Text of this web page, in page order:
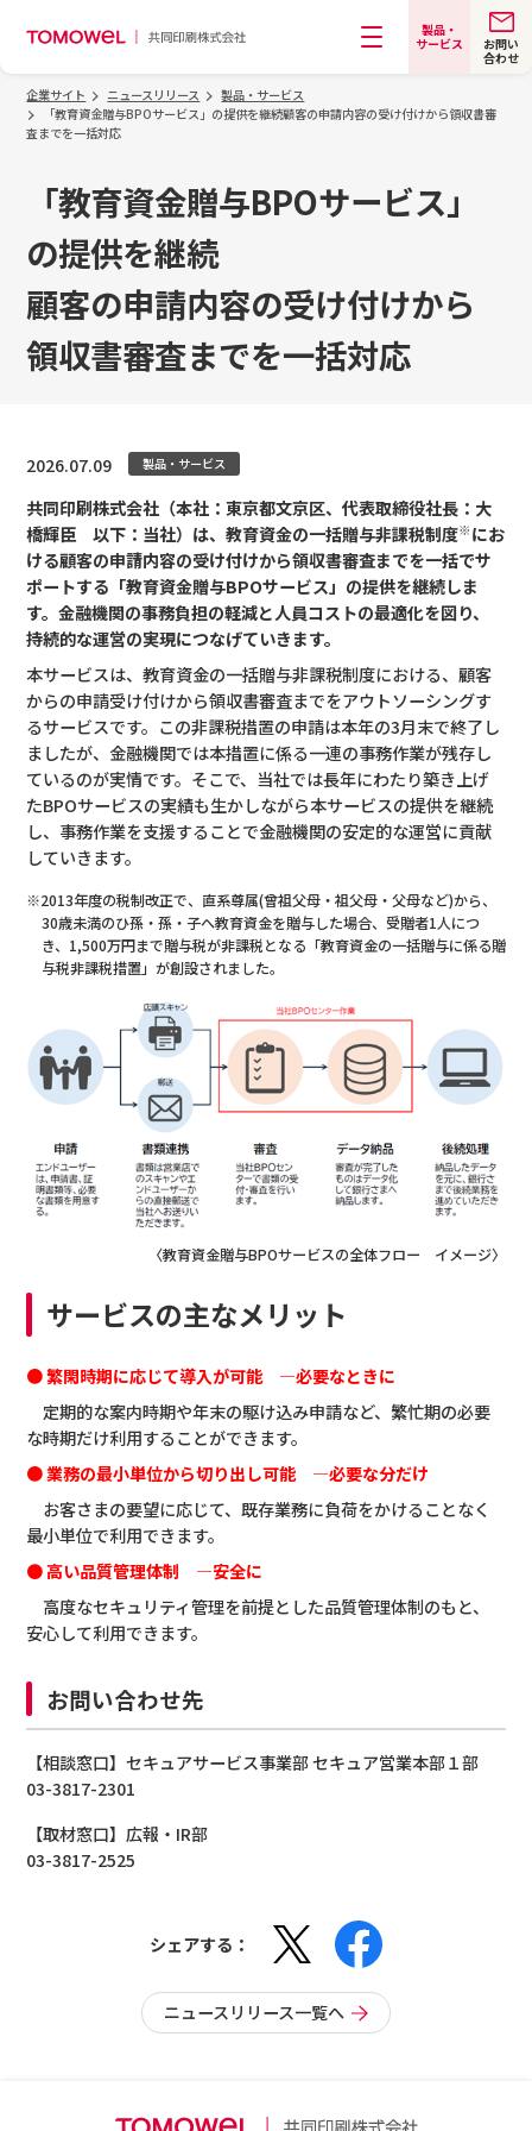
製品・
サービス
お問い
合わせ
企業サイト ニュースリリース
製品・サービス
「教育資金贈与BPOサービス」の提供を継続顧客の申請内容の受け付けから領収書審
査までを一括対応
「教育資金贈与BPOサービス」
の提供を継続
顧客の申請内容の受け付けから
領収書審査までを一括対応
2026.07.09 製品・サービス
共同印刷株式会社（本社：東京都文京区、代表取締役社長：大
橋輝臣 以下：当社）は、教育資金の一括贈与非課税制度※ にお
ける顧客の申請内容の受け付けから領収書審査までを一括でサ
ポートする「教育資金贈与BPOサービス」の提供を継続しま
す。金融機関の事務負担の軽減と人員コストの最適化を図り、
持続的な運営の実現につなげていきます。
本サービスは、教育資金の一括贈与非課税制度における、顧客
からの申請受け付けから領収書審査までをアウトソーシングす
るサービスです。この非課税措置の申請は本年の3月末で終了し
ましたが、金融機関では本措置に係る一連の事務作業が残存し
ているのが実情です。そこで、当社では長年にわたり築き上げ
たBPOサービスの実績も生かしながら本サービスの提供を継続
し、事務作業を支援することで金融機関の安定的な運営に貢献
していきます。
※2013年度の税制改正で、直系尊属(曾祖父母・祖父母・父母など)から、
30歳未満のひ孫・孫・子へ教育資金を贈与した場合、受贈者1人につ
き、1,500万円まで贈与税が非課税となる「教育資金の一括贈与に係る贈
与税非課税措置」が創設されました。
〈教育資金贈与BPOサービスの全体フロー イメージ〉
サービスの主なメリット
●繁閑時期に応じて導入が可能 ―必要なときに
定期的な案内時期や年末の駆け込み申請など、繁忙期の必要
な時期だけ利用することができます。
●業務の最小単位から切り出し可能 ―必要な分だけ
お客さまの要望に応じて、既存業務に負荷をかけることなく
最小単位で利用できます。
●高い品質管理体制 ―安全に
高度なセキュリティ管理を前提とした品質管理体制のもと、
安心して利用できます。
お問い合わせ先
【相談窓口】セキュアサービス事業部 セキュア営業本部１部
03-3817-2301
【取材窓口】広報・IR部
03-3817-2525
シェアする：
ニュースリリース一覧へ